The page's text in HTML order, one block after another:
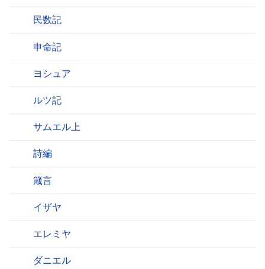
民数記
申命記
ヨシュア
ルツ記
サムエル上
詩編
箴言
イザヤ
エレミヤ
ダニエル